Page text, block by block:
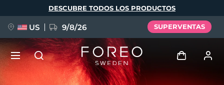
DESCUBRE TODOS LOS PRODUCTOS
US 9/8/26 SUPERVENTAS